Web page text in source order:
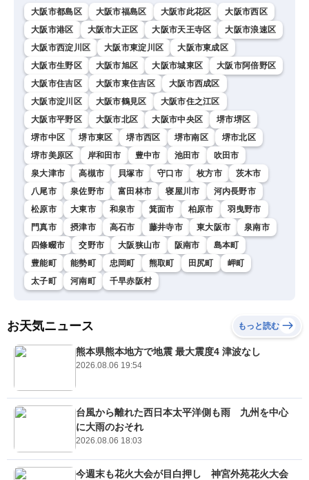
大阪市都島区 大阪市福島区 大阪市此花区
大阪市西区
大阪市港区
大阪市大正区 大阪市天王寺区
大阪市浪速区
大阪市西淀川区
大阪市東淀川区
大阪市東成区
大阪市生野区
大阪市旭区 大阪市城東区
大阪市阿倍野区
大阪市住吉区
大阪市東住吉区
大阪市西成区
大阪市淀川区
大阪市鶴見区
大阪市住之江区
大阪市平野区
大阪市北区 大阪市中央区
堺市堺区
堺市中区
堺市東区 堺市西区 堺市南区
堺市北区
堺市美原区
岸和田市 豊中市 池田市
吹田市
泉大津市
高槻市 貝塚市 守口市 枚方市
茨木市
八尾市
泉佐野市 富田林市 寝屋川市
河内長野市
松原市
大東市 和泉市 箕面市 柏原市
羽曳野市
門真市
摂津市 高石市 藤井寺市 東大阪市
泉南市
四條畷市
交野市 大阪狭山市 阪南市
島本町
豊能町
能勢町 忠岡町 熊取町 田尻町
岬町
太子町
河南町 千早赤阪村
お天気ニュース もっと読む
熊本県熊本地方で地震 最大震度4 津波なし
2026.08.06 19:54
台風から離れた西日本太平洋側も雨 九州を中心
に大雨のおそれ
2026.08.06 18:03
今週末も花火大会が目白押し 神宮外苑花火大会